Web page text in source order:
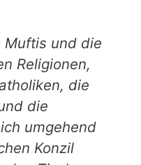
Muftis und die
Religionen,
die
die
umgehend
Konzil